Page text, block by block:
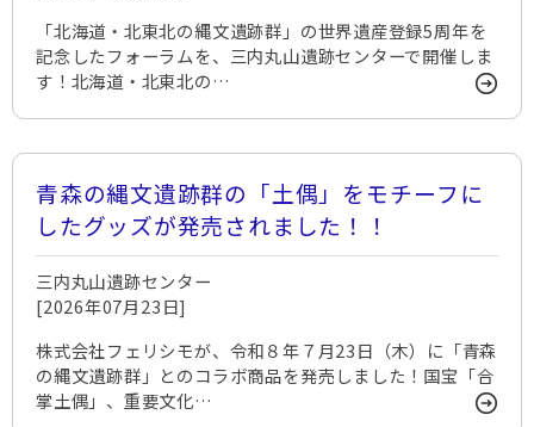
「北海道・北東北の縄文遺跡群」の世界遺産登録5周年を
記念したフォーラムを、三内丸山遺跡センターで開催しま
す！北海道・北東北の…
青森の縄文遺跡群の「土偶」をモチーフに
したグッズが発売されました！！
三内丸山遺跡センター
[2026年07月23日]
株式会社フェリシモが、令和８年７月23日（木）に「青森
の縄文遺跡群」とのコラボ商品を発売しました！国宝「合
掌土偶」、重要文化…